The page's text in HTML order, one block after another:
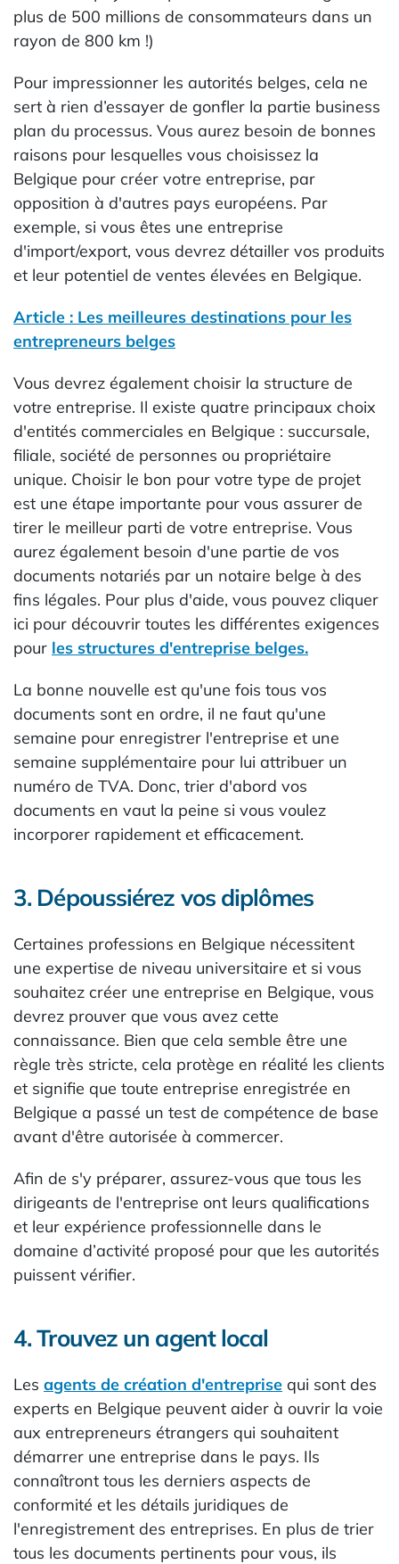
plus de 500 millions de consommateurs dans un
rayon de 800 km !)
Pour impressionner les autorités belges, cela ne
sert à rien d’essayer de gonfler la partie business
plan du processus. Vous aurez besoin de bonnes
raisons pour lesquelles vous choisissez la
Belgique pour créer votre entreprise, par
opposition à d'autres pays européens. Par
exemple, si vous êtes une entreprise
d'import/export, vous devrez détailler vos produits
et leur potentiel de ventes élevées en Belgique.
Article : Les meilleures destinations pour les
entrepreneurs belges
Vous devrez également choisir la structure de
votre entreprise. Il existe quatre principaux choix
d'entités commerciales en Belgique : succursale,
filiale, société de personnes ou propriétaire
unique. Choisir le bon pour votre type de projet
est une étape importante pour vous assurer de
tirer le meilleur parti de votre entreprise. Vous
aurez également besoin d'une partie de vos
documents notariés par un notaire belge à des
fins légales. Pour plus d'aide, vous pouvez cliquer
ici pour découvrir toutes les différentes exigences
pour les structures d'entreprise belges.
La bonne nouvelle est qu'une fois tous vos
documents sont en ordre, il ne faut qu'une
semaine pour enregistrer l'entreprise et une
semaine supplémentaire pour lui attribuer un
numéro de TVA. Donc, trier d'abord vos
documents en vaut la peine si vous voulez
incorporer rapidement et efficacement.
3. Dépoussiérez vos diplômes
Certaines professions en Belgique nécessitent
une expertise de niveau universitaire et si vous
souhaitez créer une entreprise en Belgique, vous
devrez prouver que vous avez cette
connaissance. Bien que cela semble être une
règle très stricte, cela protège en réalité les clients
et signifie que toute entreprise enregistrée en
Belgique a passé un test de compétence de base
avant d'être autorisée à commercer.
Afin de s'y préparer, assurez-vous que tous les
dirigeants de l'entreprise ont leurs qualifications
et leur expérience professionnelle dans le
domaine d’activité proposé pour que les autorités
puissent vérifier.
4. Trouvez un agent local
Les agents de création d'entreprise qui sont des
experts en Belgique peuvent aider à ouvrir la voie
aux entrepreneurs étrangers qui souhaitent
démarrer une entreprise dans le pays. Ils
connaîtront tous les derniers aspects de
conformité et les détails juridiques de
l'enregistrement des entreprises. En plus de trier
tous les documents pertinents pour vous, ils